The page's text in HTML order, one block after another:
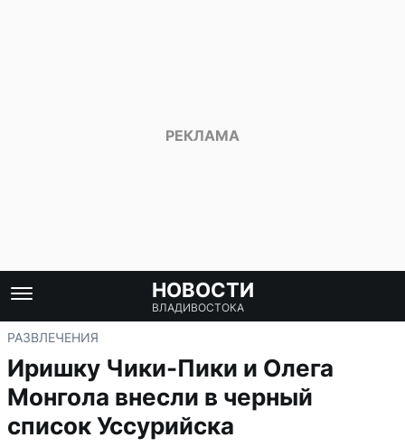
НОВОСТИ
ВЛАДИВОСТОКА
РАЗВЛЕЧЕНИЯ
Иришку Чики-Пики и Олега
Монгола внесли в черный
список Уссурийска